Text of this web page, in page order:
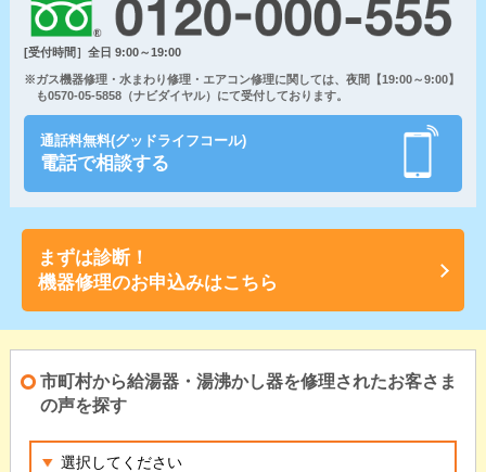
[受付時間］全日 9:00～19:00
※ガス機器修理・水まわり修理・エアコン修理に関しては、夜間【19:00～9:00】
も0570-05-5858（ナビダイヤル）にて受付しております。
通話料無料(グッドライフコール)
電話で相談する
まずは診断！
機器修理のお申込みはこちら
市町村から給湯器・湯沸かし器を修理されたお客さま
の声を探す